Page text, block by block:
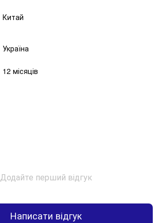
Китай
Україна
12 місяців
Додайте перший відгук
Написати відгук